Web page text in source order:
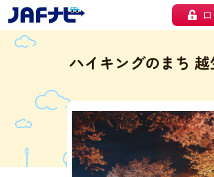
ハイキングのまち